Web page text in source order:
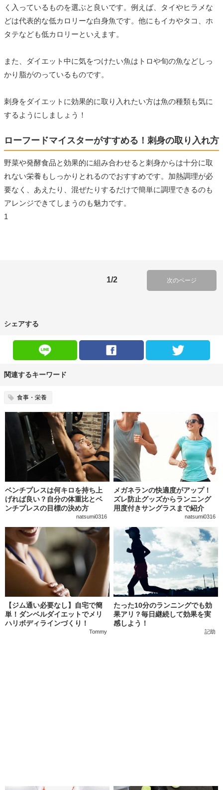
く入っているものを選ぶと良いです。例えば、タイやヒラメな
どは代表的な低カロリーな白身魚です。他にもイカやタコ、ホ
タテなども低カロリーといえます。
また、ダイエット中に気をつけたい魚はトロや旬の魚などしっ
かり脂がのっているものです。
刺身をダイエットに効果的に取り入れたい方は魚の種類も気に
するようにしましょう！
ローフードマイスターがすすめる！刺身の取り入れ方
野菜や発酵食品と効果的に組み合わせると刺身からは十分に取
れない栄養もしっかりとれるのでおすすめです。加熱調理が必
要なく、あえたり、混ぜたりするだけで簡単に調理できるのも
アレンジできてしまうのも魅力です。
1
1/2 次のページ
シェアする
関連するキーワード
食事・栄養
ベンチプレスは何キロを持ち上
げれば良い？自分の体重比とベ
ンチプレスの目標の決め方
natsumi0316
メガネランの快適度がアップ！
ズレ防止グッズからランニング
用度付きサングラスまで紹介
natsumi0316
【ジム通い必要なし】自宅で簡
単！ダンベルダイエットでメリ
ハリボディラインづくり！
Tommy
たった10分のランニングでも効
果アリ？毎日継続して効果を実
感しよう！
記助